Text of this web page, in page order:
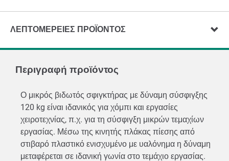
ΛΕΠΤΟΜΈΡΕΙΕΣ ΠΡΟΪΌΝΤΟΣ
Περιγραφή προϊόντος
Ο μικρός βιδωτός σφιγκτήρας με δύναμη σύσφιγξης
120 kg είναι ιδανικός για χόμπι και εργασίες
χειροτεχνίας, π.χ. για τη σύσφιγξη μικρών τεμαχίων
εργασίας. Μέσω της κινητής πλάκας πίεσης από
στιβαρό πλαστικό ενισχυμένο με υαλόνημα η δύναμη
μεταφέρεται σε ιδανική γωνία στο τεμάχιο εργασίας.